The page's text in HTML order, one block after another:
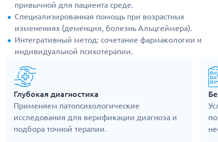
привычной для пациента среде.
Специализированная помощь при возрастных
изменениях (деменция, болезнь Альцгеймера).
Интегративный метод: сочетание фармакологии и
индивидуальной психотерапии.
Глубокая диагностика
Применяем патопсихологические
исследования для верификации диагноза и
подбора точной терапии.